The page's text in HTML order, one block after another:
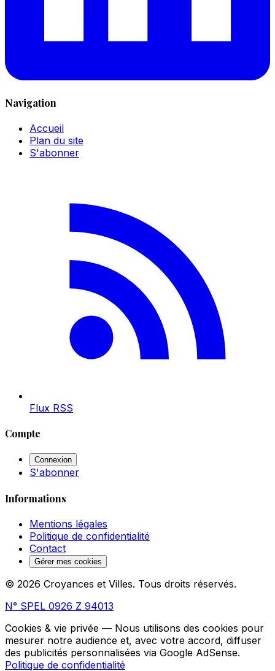
Navigation
Accueil
Plan du site
S'abonner
Flux RSS
Compte
Connexion
S'abonner
Informations
Mentions légales
Politique de confidentialité
Contact
Gérer mes cookies
© 2026 Croyances et Villes. Tous droits réservés.
N° SPEL 0926 Z 94013
Cookies & vie privée — Nous utilisons des cookies pour
mesurer notre audience et, avec votre accord, diffuser
des publicités personnalisées via Google AdSense.
Politique de confidentialité